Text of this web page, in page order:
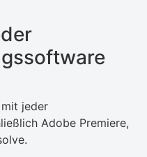
jeder
Adobe Premiere,